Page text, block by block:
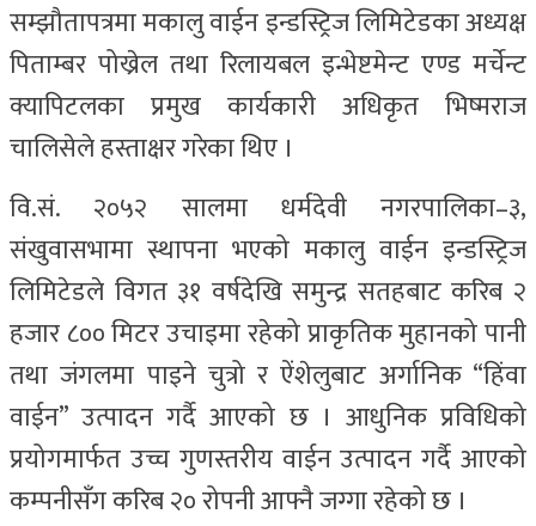
सम्झौतापत्रमा मकालु वाईन इन्डस्ट्रिज लिमिटेडका अध्यक्ष
पिताम्बर पोख्रेल तथा रिलायबल इन्भेष्टमेन्ट एण्ड मर्चेन्ट
क्यापिटलका प्रमुख कार्यकारी अधिकृत भिष्मराज
चालिसेले हस्ताक्षर गरेका थिए ।
वि.सं. २०५२ सालमा धर्मदेवी नगरपालिका–३,
संखुवासभामा स्थापना भएको मकालु वाईन इन्डस्ट्रिज
लिमिटेडले विगत ३१ वर्षदेखि समुन्द्र सतहबाट करिब २
हजार ८०० मिटर उचाइमा रहेको प्राकृतिक मुहानको पानी
तथा जंगलमा पाइने चुत्रो र ऐंशेलुबाट अर्गानिक “हिंवा
वाईन” उत्पादन गर्दै आएको छ । आधुनिक प्रविधिको
प्रयोगमार्फत उच्च गुणस्तरीय वाईन उत्पादन गर्दै आएको
कम्पनीसँग करिब २० रोपनी आफ्नै जग्गा रहेको छ ।